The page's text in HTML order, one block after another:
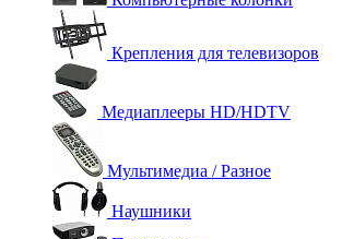
Крепления для телевизоров
Медиаплееры HD/HDTV
Мультимедиа / Разное
Наушники